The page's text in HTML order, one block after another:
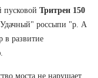
пусковой Тритрен 150
россыпи "р. А
в развитие
моста не нарушает